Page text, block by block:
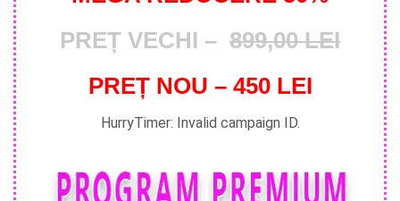
PREȚ VECHI – 899,00 LEI
PREȚ NOU – 450 LEI
HurryTimer: Invalid campaign ID.